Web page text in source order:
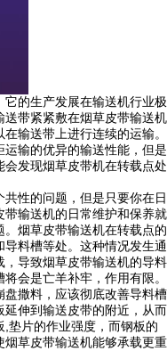
的生产发展在输送机行业极
带紧紧敷在烟草皮带输送机
输送带上进行连续的运输。
输的优异的输送性能，但是
发现烟草皮带机在转载点处
性的问题，但是只要你在日
输送机的日常维护和保养就
烟草皮带输送机在转载点的
料槽等处。这种情况发生通
导致烟草皮带输送机的导料
会是亡羊补牢，作用有限。
撒料，应该彻底改善导料槽
伸到输送皮带的附近，从而
垫片的作业强度，而钢板的
草皮带输送机能够承载更重